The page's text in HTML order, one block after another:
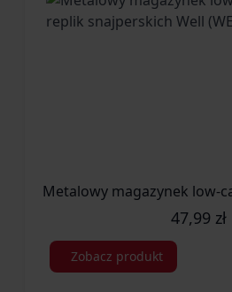
Metalowy magazynek low-
47,99 zł
Zobacz produkt